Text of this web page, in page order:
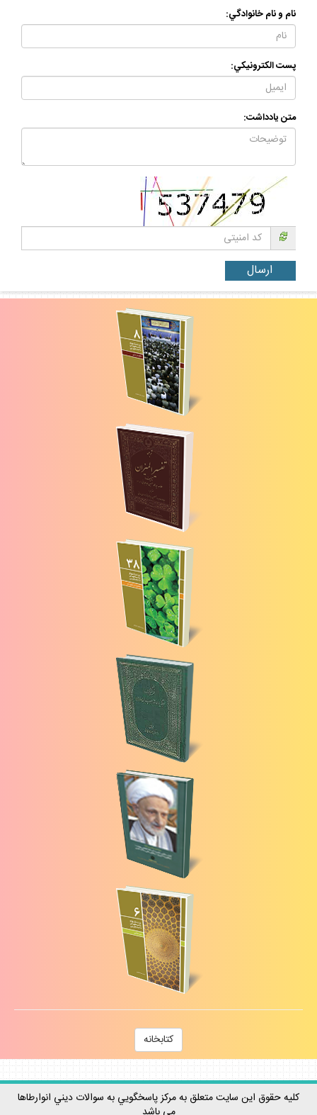
نام و نام خانوادگي:
پست الكترونيكي:
متن يادداشت:
كتابخانه
كليه حقوق اين سايت متعلق به مركز پاسخگويي به سوالات ديني انوارطاها